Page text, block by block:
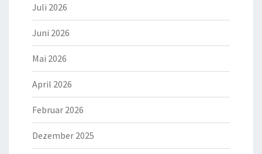
Juli 2026
Juni 2026
Mai 2026
April 2026
Februar 2026
Dezember 2025